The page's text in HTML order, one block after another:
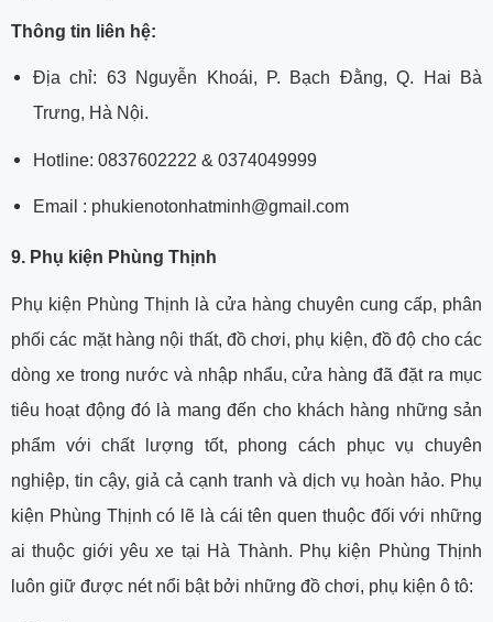
Thông tin liên hệ:
Địa chỉ: 63 Nguyễn Khoái, P. Bạch Đằng, Q. Hai Bà
Trưng, Hà Nội.
Hotline: 0837602222 & 0374049999
Email : phukienotonhatminh@gmail.com
9. Phụ kiện Phùng Thịnh
Phụ kiện Phùng Thịnh là cửa hàng chuyên cung cấp, phân
phối các mặt hàng nội thất, đồ chơi, phụ kiện, đồ độ cho các
dòng xe trong nước và nhập nhẩu, cửa hàng đã đặt ra mục
tiêu hoạt động đó là mang đến cho khách hàng những sản
phẩm với chất lượng tốt, phong cách phục vụ chuyên
nghiệp, tin cậy, giả cả cạnh tranh và dịch vụ hoàn hảo. Phụ
kiện Phùng Thịnh có lẽ là cái tên quen thuộc đối với những
ai thuộc giới yêu xe tại Hà Thành. Phụ kiện Phùng Thịnh
luôn giữ được nét nổi bật bởi những đồ chơi, phụ kiện ô tô: